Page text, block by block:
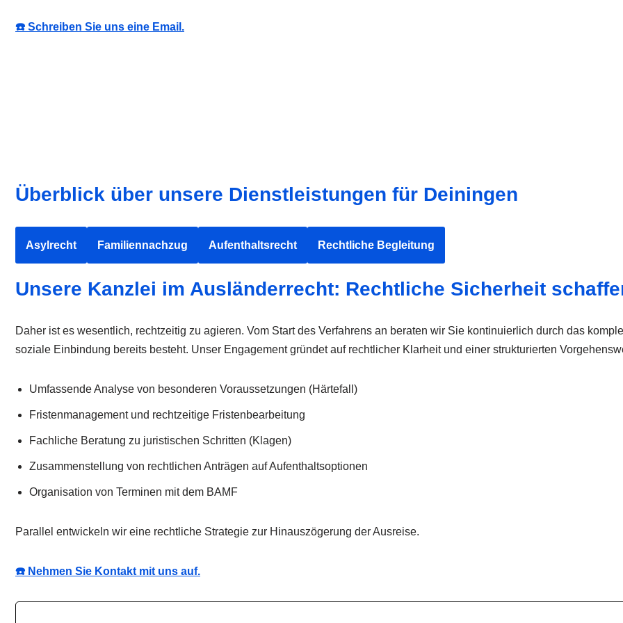
☎️ Schreiben Sie uns eine Email.
Überblick über unsere Dienstleistungen für Deiningen
Asylrecht Familiennachzug Aufenthaltsrecht Rechtliche Begleitung
Unsere Kanzlei im Ausländerrecht: Rechtliche Sicherheit
Daher ist es wesentlich, rechtzeitig zu agieren. Vom Start des Verfahrens an beraten wir Sie kontinuierlich durch das
soziale Einbindung bereits besteht. Unser Engagement gründet auf rechtlicher Klarheit und einer strukturierten
Umfassende Analyse von besonderen Voraussetzungen (Härtefall)
Fristenmanagement und rechtzeitige Fristenbearbeitung
Fachliche Beratung zu juristischen Schritten (Klagen)
Zusammenstellung von rechtlichen Anträgen auf Aufenthaltsoptionen
Organisation von Terminen mit dem BAMF
Parallel entwickeln wir eine rechtliche Strategie zur Hinauszögerung der Ausreise.
☎️ Nehmen Sie Kontakt mit uns auf.